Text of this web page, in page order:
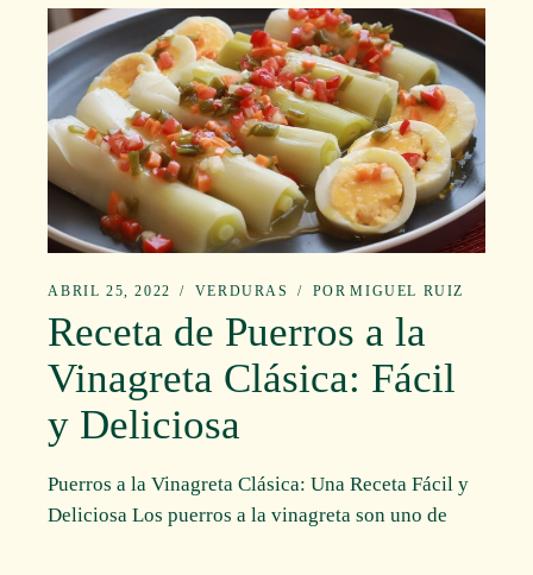
ABRIL 25, 2022 VERDURAS POR MIGUEL RUIZ
Receta de Puerros a la
Vinagreta Clásica: Fácil
y Deliciosa
Puerros a la Vinagreta Clásica: Una Receta Fácil y
Deliciosa Los puerros a la vinagreta son uno de